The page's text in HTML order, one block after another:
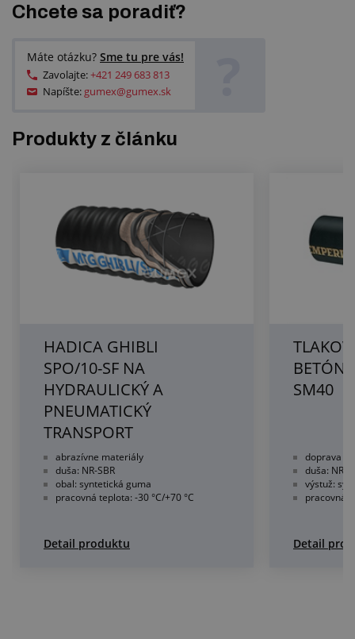
Chcete sa poradiť?
Máte otázku? Sme tu pre vás!
Zavolajte:+421 249 683 813
Napíšte: gumex@gumex.sk
Produkty z článku
HADICA GHIBLI
SPO/10-SF NA
HYDRAULICKÝ A
PNEUMATICKÝ
TRANSPORT
abrazívne materiály
duša: NR-SBR
obal: syntetická guma
pracovná teplota: -30 °C/+70 °C
Detail produktu
SM40
doprava
duša: NR-
výstuž:
pracovná
Detail